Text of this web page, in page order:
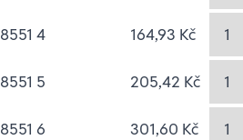
8551 4 164,93 Kč
8551 5 205,42 Kč
8551 6 301,60 Kč